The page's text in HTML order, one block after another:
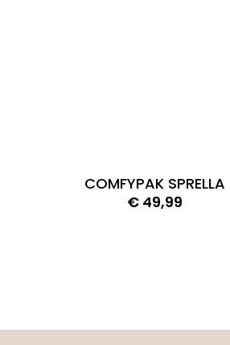
COMFYPAK SPRELLA
€49,99